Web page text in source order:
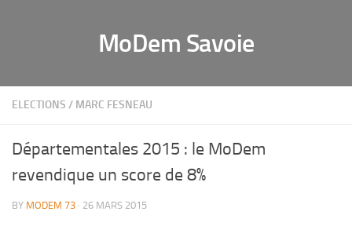
MoDem Savoie
ELECTIONS / MARC FESNEAU
Départementales 2015 : le MoDem
revendique un score de 8%
BY MODEM 73 · 26 MARS 2015